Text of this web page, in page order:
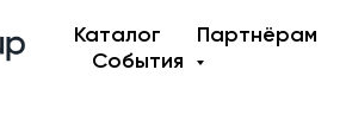
Каталог
Партнёрам
События